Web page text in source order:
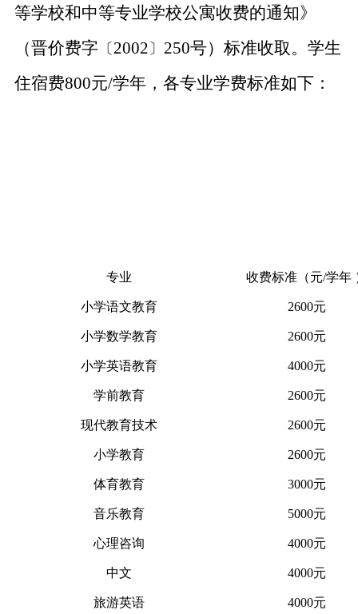
等学校和中等专业学校公寓收费的通知》
（晋价费字〔 2002 〕 250号）标准收取。 学生
住宿费800元/学年， 各专业学费标准如下：
专业 收费标准（元/学年
小学语文教育 2600元
小学数学教育 2600元
小学英语教育 4000元
学前教育 2600元
现代教育技术 2600元
小学教育 2600元
体育教育 3000元
音乐教育 5000元
心理咨询 4000元
中文 4000元
旅游英语 4000元